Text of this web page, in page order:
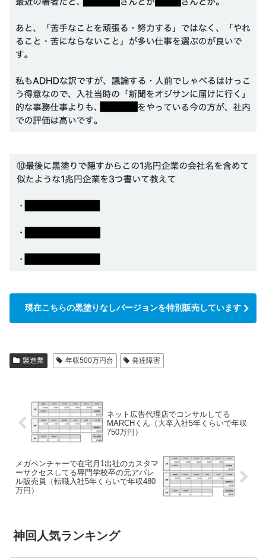
現在こちらの黒塗りなしバージョンを特別販売しています
製造業 年収500万円台 発達障害
ネット広告代理店でコンサルしてる
MARCHくん（大卒入社5年くらいで年収
750万円）
メガベンチャーで在宅月1出社のカスタマ
ーサクセスしてる専門学校卒の元アパレ
ル販売員（転職入社5年くらいで年収480
万円）
神回人気ランキング